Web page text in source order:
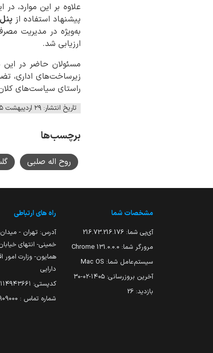
علاوه بر این موارد،
پیشنهاد استفاده از
به‌ویژه در مدیریت
ارزیابی شد.
مسئولان حاضر در این
زیرساخت‌های اداری،
راستای سیاست‌های
تاریخ انتشار: ۲۹ اردیبهشت ۱۴۰۵ - ۰۷:۰۱
برچسب‌ها
روح اله صلبی
مشخصات شما
آی‌پی شما: 216.73.216.176
مرورگر شما: 131.0.0.0 Chrome
سیستم‌عامل شما: Mac OS
آخرین بروزرسانی: ۱۴۰۵-۰۲-۳۰
بازدید: 26
راه های ارتباطی
آدرس: تهران - میدان
خمینی- انتهای
همایون- وزارت امور
دارایی
کدپستی: ۱۱۱۴۹۴۳۶۶۱
شماره تماس : 39909000